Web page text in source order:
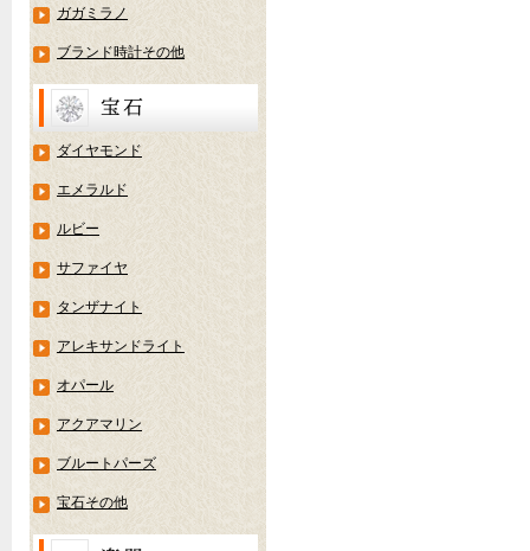
ガガミラノ
ブランド時計その他
ダイヤモンド
エメラルド
ルビー
サファイヤ
タンザナイト
アレキサンドライト
オパール
アクアマリン
ブルートパーズ
宝石その他